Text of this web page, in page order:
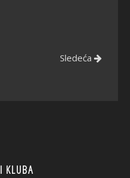
Sledeća
KLUBA